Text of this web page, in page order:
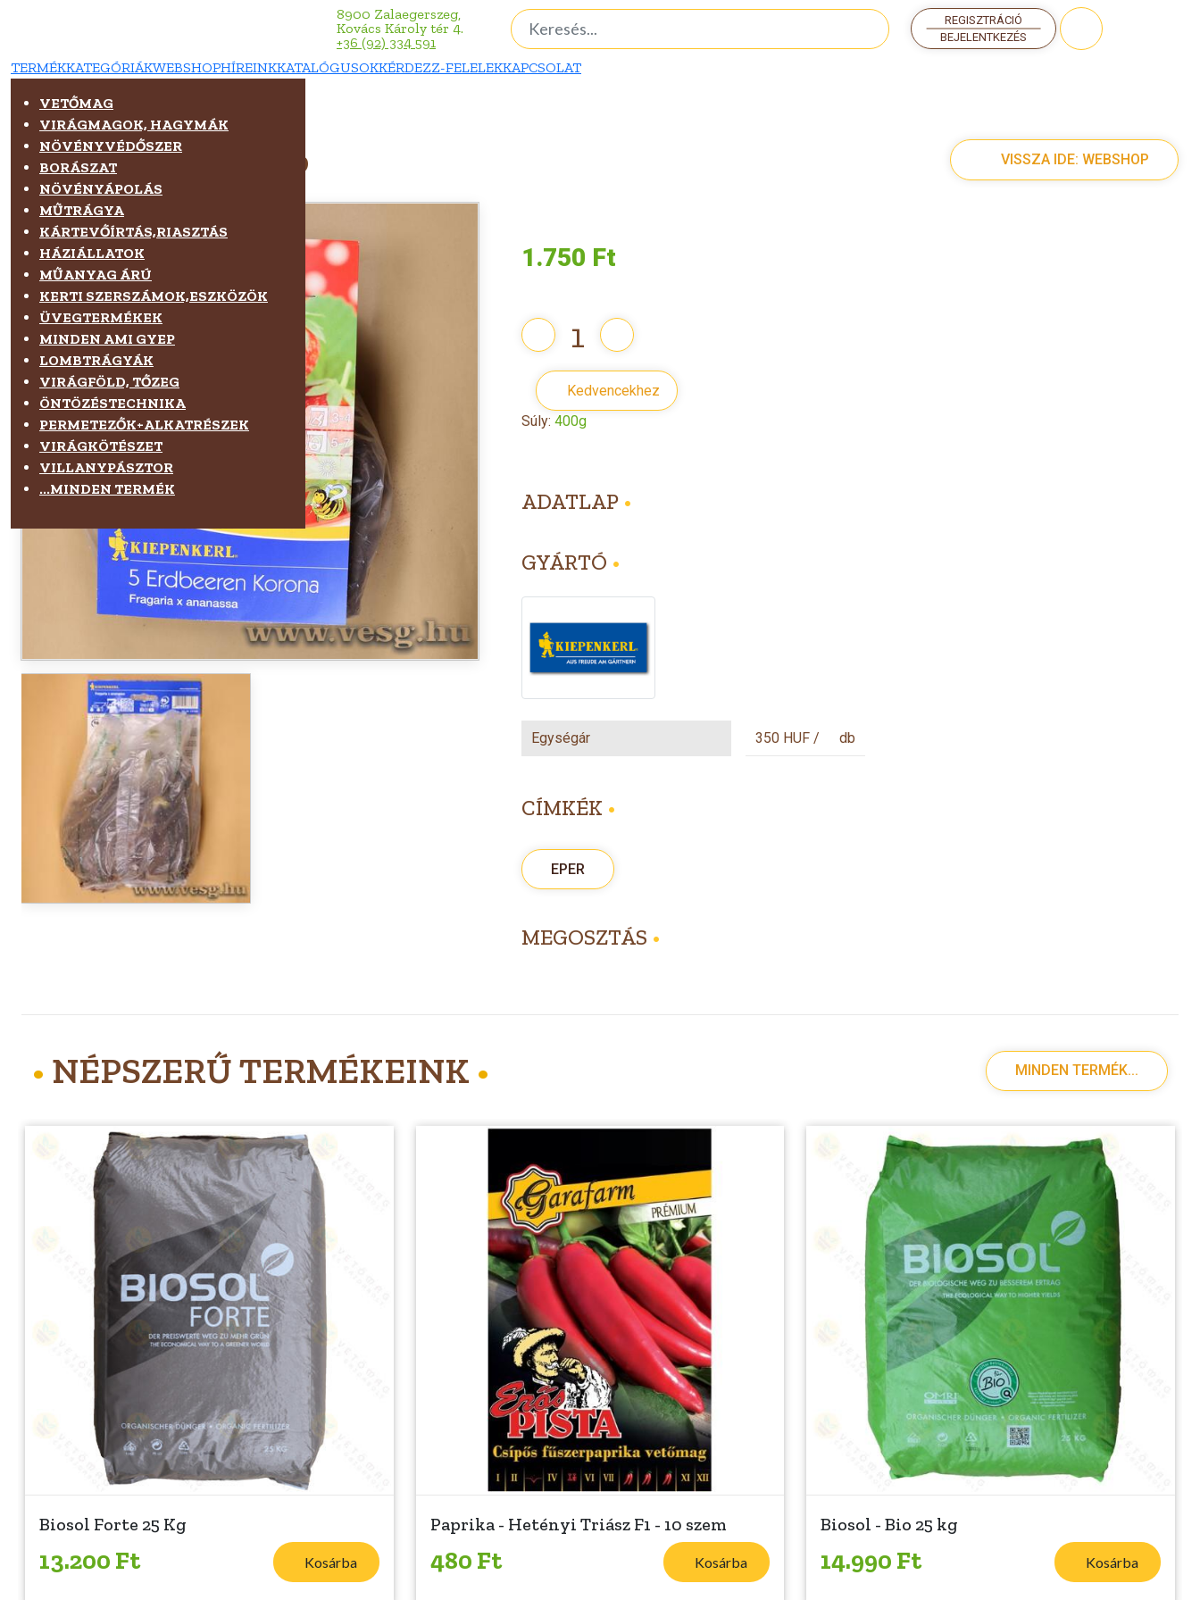
8900 Zalaegerszeg,
Kovács Károly tér 4.
+36 (92) 334 591
REGISZTRÁCIÓ
BEJELENTKEZÉS
TERMÉKKATEGÓRIÁKWEBSHOPHÍREINKKATALÓGUSOKKÉRDEZZ-FELELEKKAPCSOLAT
VETŐMAG
VIRÁGMAGOK, HAGYMÁK
NÖVÉNYVÉDŐSZER
BORÁSZAT
NÖVÉNYÁPOLÁS
MŰTRÁGYA
KÁRTEVŐÍRTÁS,RIASZTÁS
HÁZIÁLLATOK
MŰANYAG ÁRÚ
KERTI SZERSZÁMOK,ESZKÖZÖK
ÜVEGTERMÉKEK
MINDEN AMI GYEP
LOMBTRÁGYÁK
VIRÁGFÖLD, TŐZEG
ÖNTÖZÉSTECHNIKA
PERMETEZŐK+ALKATRÉSZEK
VIRÁGKÖTÉSZET
VILLANYPÁSZTOR
...MINDEN TERMÉK
WEBSHOP EPER - KORONA 5 DB
Eper - Korona 5 db VISSZA IDE: WEBSHOP
1.750 Ft
Kedvencekhez
Súly: 400g
ADATLAP •
GYÁRTÓ •
Egységár 350 HUF / db
CÍMKÉK •
EPER
MEGOSZTÁS •
• NÉPSZERŰ TERMÉKEINK • MINDEN TERMÉK...
Biosol Forte 25 Kg
13.200 Ft Kosárba
Paprika - Hetényi Triász F1 - 10 szem
480 Ft Kosárba
Biosol - Bio 25 kg
14.990 Ft Kosárba